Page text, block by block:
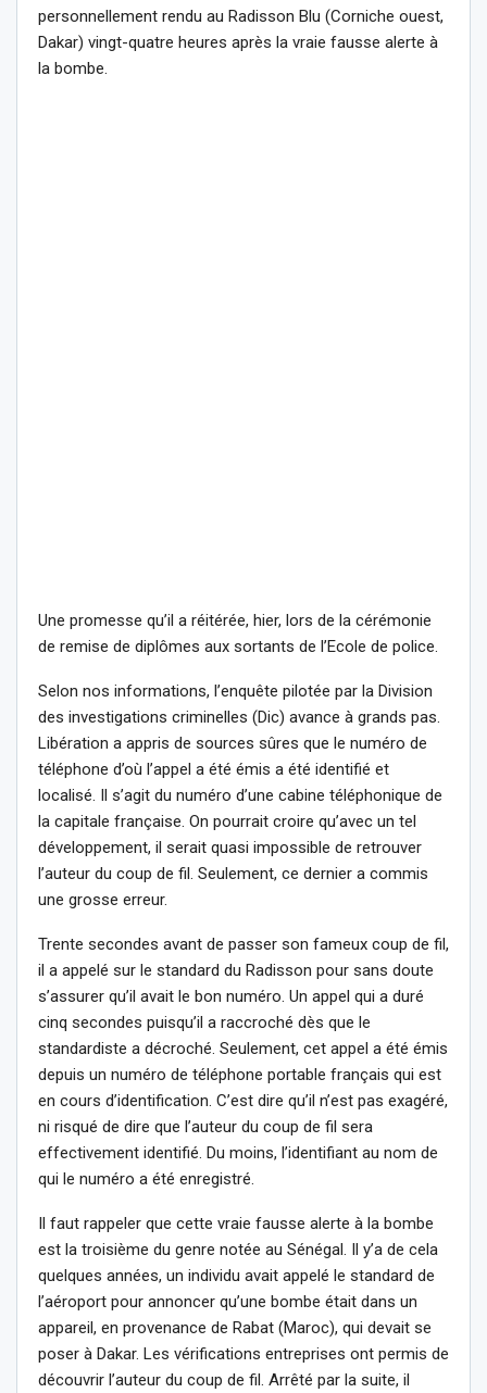
personnellement rendu au Radisson Blu (Corniche ouest,
Dakar) vingt-quatre heures après la vraie fausse alerte à
la bombe.
Une promesse qu’il a réitérée, hier, lors de la cérémonie
de remise de diplômes aux sortants de l’Ecole de police.
Selon nos informations, l’enquête pilotée par la Division
des investigations criminelles (Dic) avance à grands pas.
Libération a appris de sources sûres que le numéro de
téléphone d’où l’appel a été émis a été identifié et
localisé. Il s’agit du numéro d’une cabine téléphonique de
la capitale française. On pourrait croire qu’avec un tel
développement, il serait quasi impossible de retrouver
l’auteur du coup de fil. Seulement, ce dernier a commis
une grosse erreur.
Trente secondes avant de passer son fameux coup de fil,
il a appelé sur le standard du Radisson pour sans doute
s’assurer qu’il avait le bon numéro. Un appel qui a duré
cinq secondes puisqu’il a raccroché dès que le
standardiste a décroché. Seulement, cet appel a été émis
depuis un numéro de téléphone portable français qui est
en cours d’identification. C’est dire qu’il n’est pas exagéré,
ni risqué de dire que l’auteur du coup de fil sera
effectivement identifié. Du moins, l’identifiant au nom de
qui le numéro a été enregistré.
Il faut rappeler que cette vraie fausse alerte à la bombe
est la troisième du genre notée au Sénégal. Il y’a de cela
quelques années, un individu avait appelé le standard de
l’aéroport pour annoncer qu’une bombe était dans un
appareil, en provenance de Rabat (Maroc), qui devait se
poser à Dakar. Les vérifications entreprises ont permis de
découvrir l’auteur du coup de fil. Arrêté par la suite, il